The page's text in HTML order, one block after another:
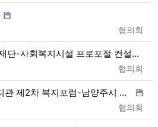
등록자
협의회
재단법인 남양주시복지재단-사회복지시설 프로포절 컨설팅 …
등록자
협의회
남양주시북부장애인복지관 제2차 복지포럼-남양주시 장애인…
등록자
협의회